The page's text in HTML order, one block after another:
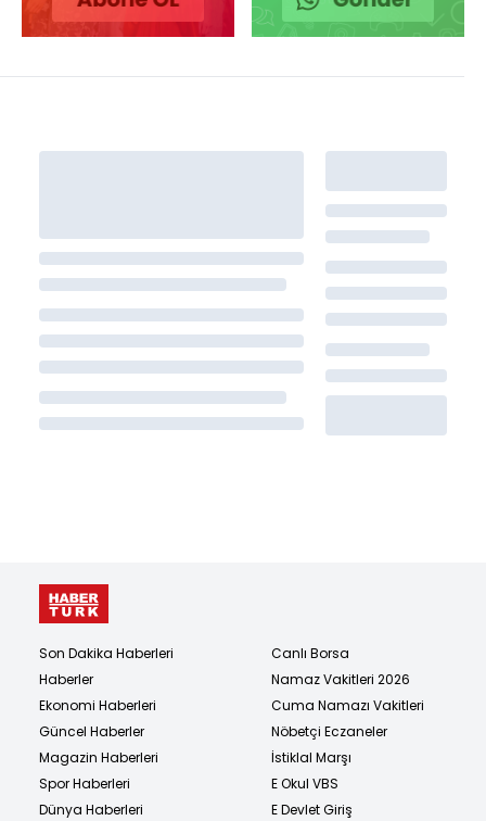
Son Dakika Haberleri
Haberler
Ekonomi Haberleri
Güncel Haberler
Magazin Haberleri
Spor Haberleri
Dünya Haberleri
Canlı Borsa
Namaz Vakitleri 2026
Cuma Namazı Vakitleri
Nöbetçi Eczaneler
İstiklal Marşı
E Okul VBS
E Devlet Giriş